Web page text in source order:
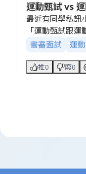
運動甄試 vs
最近有同學私訊
「運動甄試跟
種？」
小編上網查了一
到底這兩種升
書審面試 運
推0 廢0